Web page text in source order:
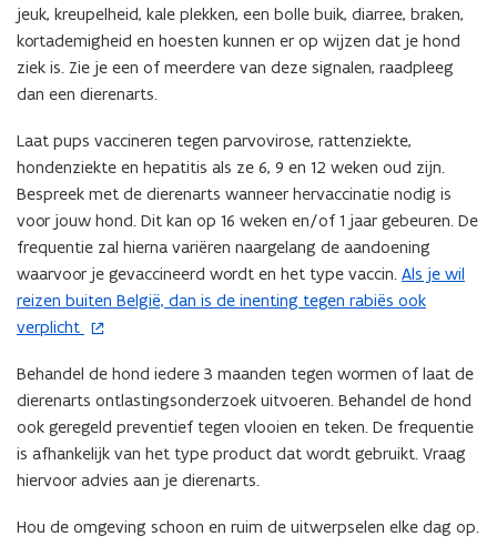
jeuk, kreupelheid, kale plekken, een bolle buik, diarree, braken,
kortademigheid en hoesten kunnen er op wijzen dat je hond
ziek is. Zie je een of meerdere van deze signalen, raadpleeg
dan een dierenarts.
Laat pups vaccineren tegen parvovirose, rattenziekte,
hondenziekte en hepatitis als ze 6, 9 en 12 weken oud zijn.
Bespreek met de dierenarts wanneer hervaccinatie nodig is
voor jouw hond. Dit kan op 16 weken en/of 1 jaar gebeuren. De
frequentie zal hierna variëren naargelang de aandoening
waarvoor je gevaccineerd wordt en het type vaccin. Als je wil
reizen buiten België, dan is de inenting tegen rabiës ook
verplicht
(
o
n
t
i
n
Behandel de hond iedere 3 maanden tegen wormen of laat de
dierenarts ontlastingsonderzoek uitvoeren. Behandel de hond
ook geregeld preventief tegen vlooien en teken. De frequentie
is afhankelijk van het type product dat wordt gebruikt. Vraag
hiervoor advies aan je dierenarts.
Hou de omgeving schoon en ruim de uitwerpselen elke dag op.